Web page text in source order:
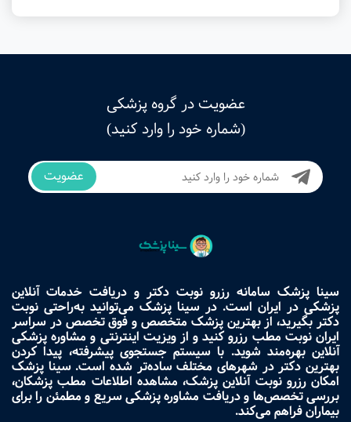
عضویت در گروه پزشکی
(شماره خود را وارد کنید)
عضویت
سینا پزشک سامانه رزرو نوبت دکتر و دریافت خدمات آنلاین
پزشکی در ایران است. در سینا پزشک می‌توانید به‌راحتی نوبت
دکتر بگیرید، از بهترین پزشک متخصص و فوق تخصص در سراسر
ایران نوبت مطب رزرو کنید و از ویزیت اینترنتی و مشاوره پزشکی
آنلاین بهره‌مند شوید. با سیستم جستجوی پیشرفته، پیدا کردن
بهترین دکتر در شهرهای مختلف ساده‌تر شده است. سینا پزشک
امکان رزرو نوبت آنلاین پزشک، مشاهده اطلاعات مطب پزشکان،
بررسی تخصص‌ها و دریافت مشاوره پزشکی سریع و مطمئن را برای
بیماران فراهم می‌کند.